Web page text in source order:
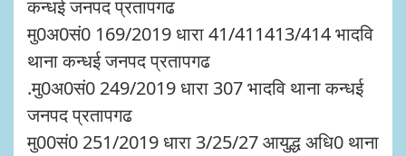
कन्धई जनपद प्रतापगढ
मु0अ0सं0 169/2019 धारा 41/411413/414 भादवि
थाना कन्धई जनपद प्रतापगढ
.मु0अ0सं0 249/2019 धारा 307 भादवि थाना कन्धई
जनपद प्रतापगढ
मु00सं0 251/2019 धारा 3/25/27 आयुद्ध अधि0 थाना